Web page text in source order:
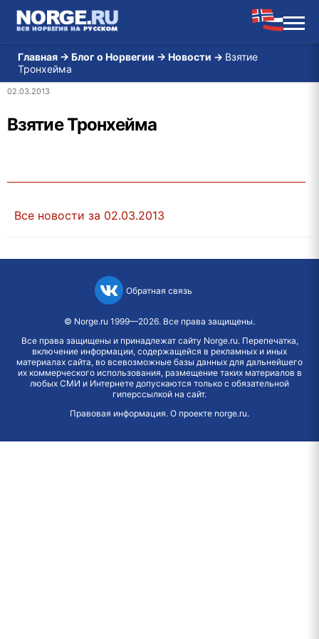
Главная → Блог о Норвегии → Новости → Взятие
Тронхейма
02.03.2013
Взятие Тронхейма
Все новости за 02.03.2013
Обратная связь
© Norge.ru 1999—2026. Все права защищены.
Все права защищены и принадлежат сайту Norge.ru. Перепечатка,
включение информации, содержащейся в рекламных и иных
материалах сайта, во всевозможные базы данных для дальнейшего
их коммерческого использования, размещение таких материалов в
любых СМИ и Интернете допускаются только с обязательной
гиперссылкой на сайт.
Правовая информация. О проекте norge.ru.